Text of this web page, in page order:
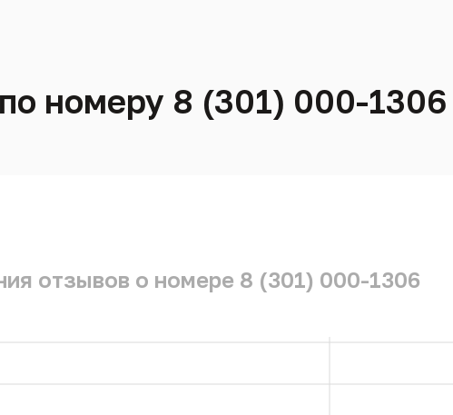
номеру 8 (301) 000-1306
отзывов о номере 8 (301) 000-1306